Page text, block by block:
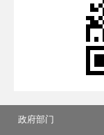
政府部门